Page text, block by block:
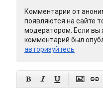
Комментарии от
появляются на сайте
модератором. Если вы
комментарий был
авторизуйтесь
    